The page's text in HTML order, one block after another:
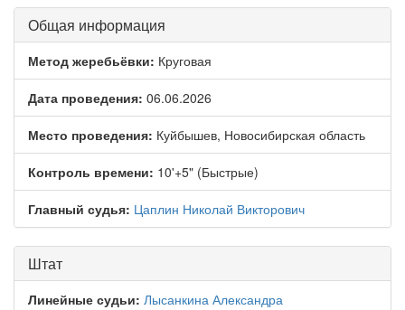
Общая информация
Метод жеребьёвки: Круговая
Дата проведения: 06.06.2026
Место проведения: Куйбышев, Новосибирская область
Контроль времени: 10'+5" (Быстрые)
Главный судья: Цаплин Николай Викторович
Штат
Линейные судьи: Лысанкина Александра